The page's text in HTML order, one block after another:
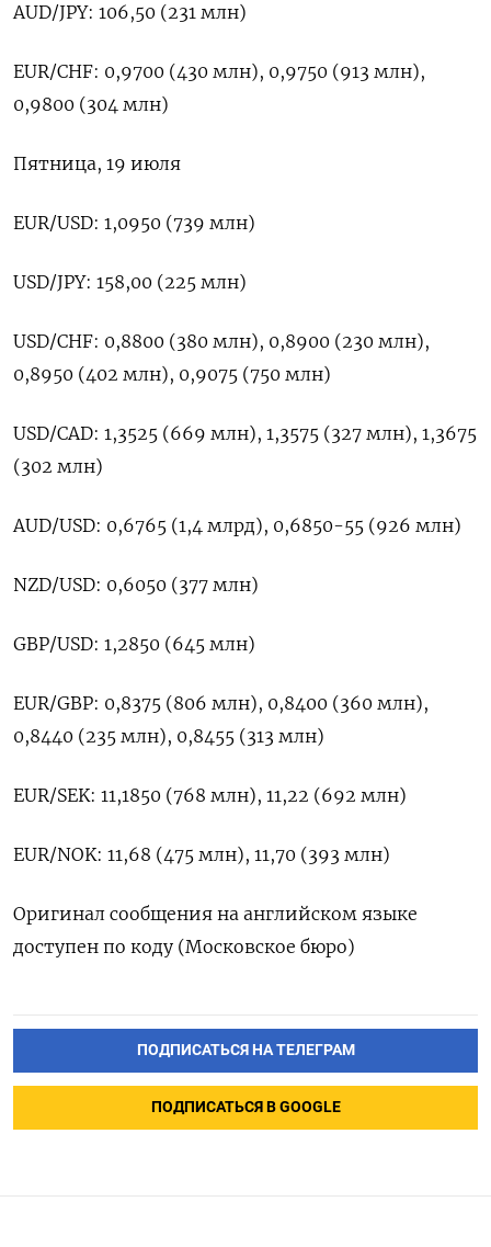
AUD/JPY: 106,50 (231 млн)
EUR/CHF: 0,9700 (430 млн), 0,9750 (913 млн),
0,9800 (304 млн)
Пятница, 19 июля
EUR/USD: 1,0950 (739 млн)
USD/JPY: 158,00 (225 млн)
USD/CHF: 0,8800 (380 млн), 0,8900 (230 млн),
0,8950 (402 млн), 0,9075 (750 млн)
USD/CAD: 1,3525 (669 млн), 1,3575 (327 млн), 1,3675
(302 млн)
AUD/USD: 0,6765 (1,4 млрд), 0,6850-55 (926 млн)
NZD/USD: 0,6050 (377 млн)
GBP/USD: 1,2850 (645 млн)
EUR/GBP: 0,8375 (806 млн), 0,8400 (360 млн),
0,8440 (235 млн), 0,8455 (313 млн)
EUR/SEK: 11,1850 (768 млн), 11,22 (692 млн)
EUR/NOK: 11,68 (475 млн), 11,70 (393 млн)
Оригинал сообщения на английском языке
доступен по коду (Московское бюро)
ПОДПИСАТЬСЯ НА ТЕЛЕГРАМ
ПОДПИСАТЬСЯ В GOOGLE